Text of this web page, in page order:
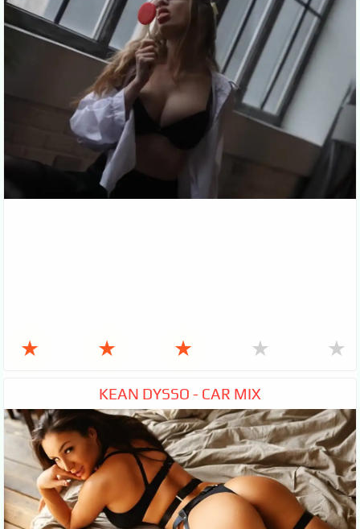
★ ★ ★ ★ ★
KEAN DYSSO - CAR MIX